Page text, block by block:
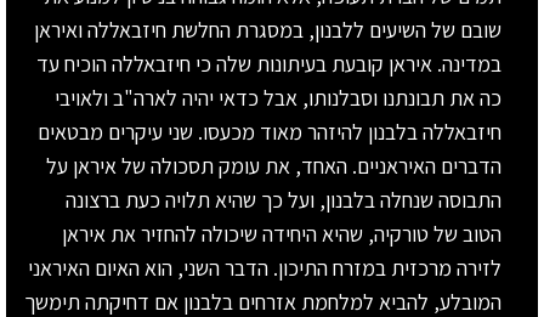
שובם של השיעים ללבנון, במסגרת החלשת חיזבאללה ואיראן
במדינה. איראן קובעת בעיתונות שלה כי חיזבאללה הוכיח עד
כה את תבונתנו וסבלנותו, אבל כדאי יהיה לארה"ב ולאויבי
חיזבאללה בלבנון להיזהר מאוד מכעסו. שני עיקרים מבטאים
הדברים האיראניים. האחד, את עומק תסכולה של איראן על
התבוסה שנחלה בלבנון, ועל כך שהיא תלויה כעת ברצונה
הטוב של טורקיה, שהיא היחידה שיכולה להחזיר את איראן
לזירה מרכזית במזרח התיכון. הדבר השני, הוא האיום האיראני
המובלע, להביא למלחמת אזרחים בלבנון אם דחיקתה תימשך